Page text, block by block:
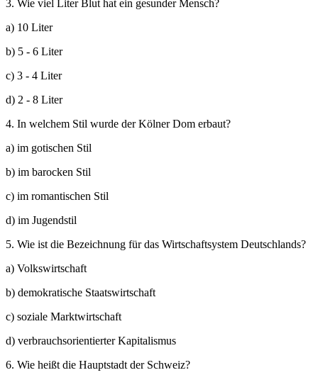
3. Wie viel Liter Blut hat ein gesunder Mensch?
a) 10 Liter
b) 5 - 6 Liter
c) 3 - 4 Liter
d) 2 - 8 Liter
4. In welchem Stil wurde der Kölner Dom erbaut?
a) im gotischen Stil
b) im barocken Stil
c) im romantischen Stil
d) im Jugendstil
5. Wie ist die Bezeichnung für das Wirtschaftsystem Deutschlands?
a) Volkswirtschaft
b) demokratische Staatswirtschaft
c) soziale Marktwirtschaft
d) verbrauchsorientierter Kapitalismus
6. Wie heißt die Hauptstadt der Schweiz?